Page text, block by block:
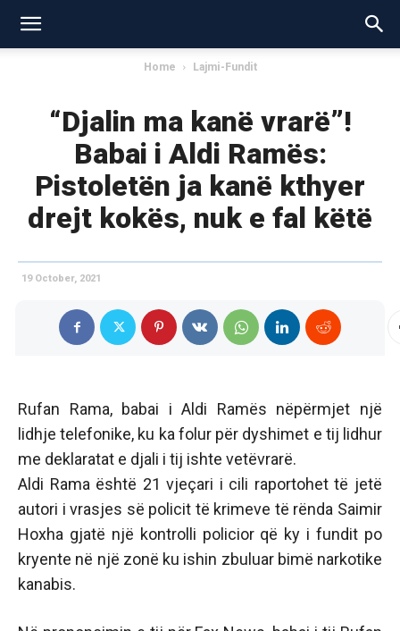
Home Lajmi-Fundit
“Djalin ma kanë vrarë”!
Babai i Aldi Ramës:
Pistoletën ja kanë kthyer
drejt kokës, nuk e fal këtë
19 October, 2021
Rufan Rama, babai i Aldi Ramës nëpërmjet një
lidhje telefonike, ku ka folur për dyshimet e tij lidhur
me deklaratat e djali i tij ishte vetëvrarë.
Aldi Rama është 21 vjeçari i cili raportohet të jetë
autori i vrasjes së policit të krimeve të rënda Saimir
Hoxha gjatë një kontrolli policior që ky i fundit po
kryente në një zonë ku ishin zbuluar bimë narkotike
kanabis.